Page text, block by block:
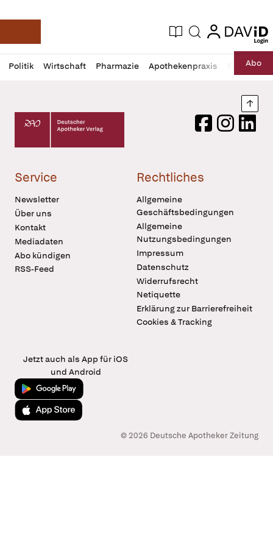
Deutsche Apotheker Zeitung
Aktuelle Ausgabe
Suche login
login
Politik Wirtschaft Pharmazie Apothekenpraxis RechtAbo
Profil
öffnen
Daz
Pur
Deutscher Apotheker Verlag Logo
FacebookInstagram
Service
Newsletter
Über uns
Kontakt
Mediadaten
Abo kündigen
RSS-Feed
Rechtliches
Allgemeine
Geschäftsbedingungen
Allgemeine
Nutzungsbedingungen
Impressum
Datenschutz
Widerrufsrecht
Netiquette
Erklärung zur Barrierefreiheit
Cookies & Tracking
Jetzt auch als App für iOS
und Android
Jetzt bei Google Play
Laden im App Store
© 2026 Deutsche Apotheker Zeitung